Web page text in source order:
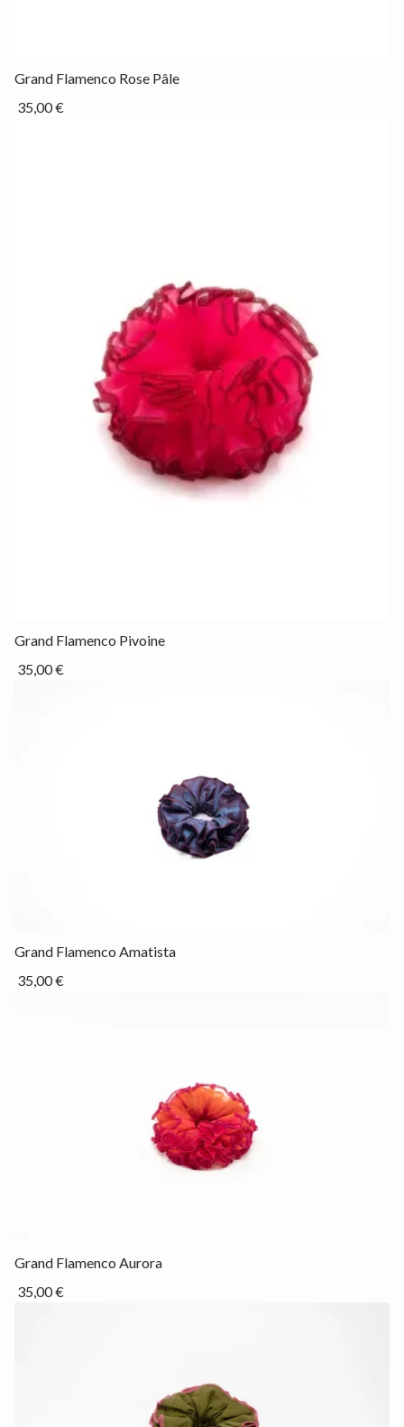
Permanent
Grand Flamenco Rose Pâle
35,00 €
Drop
Grand Flamenco Pivoine
35,00 €
Drop
Grand Flamenco Amatista
35,00 €
Drop
Grand Flamenco Aurora
35,00 €